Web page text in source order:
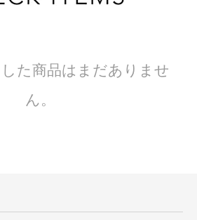
た商品はまだありませ
ん。